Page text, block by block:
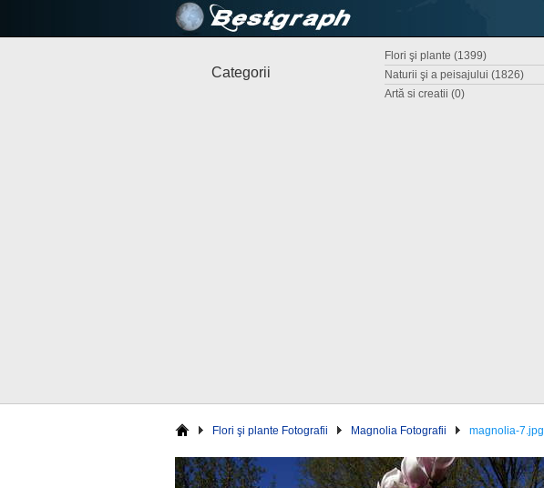
Categorii
Flori şi plante (1399)
Naturii şi a peisajului (1826)
Artă si creatii (0)
Flori şi plante Fotografii Magnolia Fotografii magnolia-7.jpg